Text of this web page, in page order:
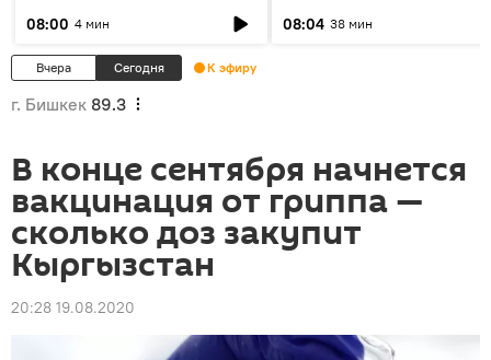
08:00 4 мин
08:04 38 мин
Вчера Сегодня К эфиру
г. Бишкек 89.3
В конце сентября начнется
вакцинация от гриппа —
сколько доз закупит
Кыргызстан
20:28 19.08.2020